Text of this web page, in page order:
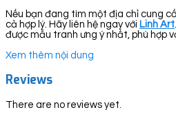
Nếu bạn đang tìm một địa chỉ cung
cả hợp lý. Hãy liên hệ ngay với Linh Art
được mẫu tranh ưng ý nhất, phù hợp
Xem thêm nội dung
Reviews
There are no reviews yet.